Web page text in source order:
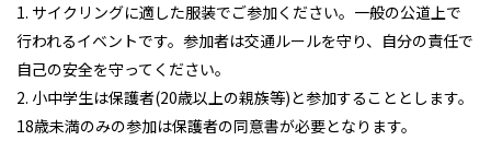
1. サイクリングに適した服装でご参加ください。一般の公道上で
行われるイベントです。参加者は交通ルールを守り、自分の責任で
自己の安全を守ってください。
2. 小中学生は保護者(20歳以上の親族等)と参加することとします。
18歳未満のみの参加は保護者の同意書が必要となります。